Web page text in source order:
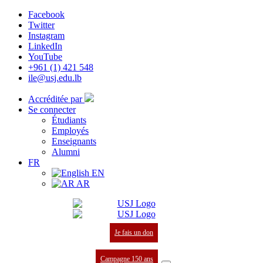
Facebook
Twitter
Instagram
LinkedIn
YouTube
+961 (1) 421 548
ile@usj.edu.lb
Accréditée par
Se connecter
Étudiants
Employés
Enseignants
Alumni
FR
EN
AR
Je fais un don
Campagne 150 ans